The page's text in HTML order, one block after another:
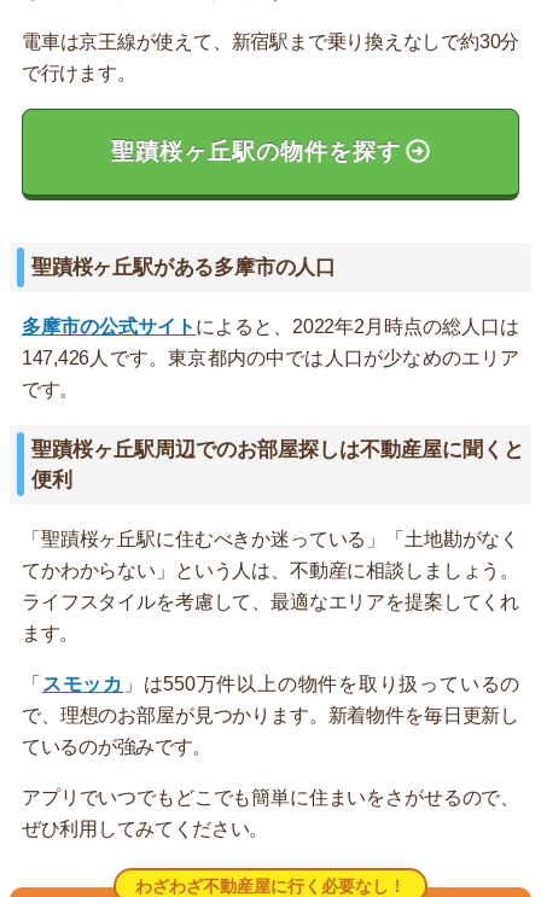
電車は京王線が使えて、新宿駅まで乗り換えなしで約30分
で行けます。
聖蹟桜ヶ丘駅の物件を探す
聖蹟桜ヶ丘駅がある多摩市の人口
多摩市の公式サイト によると、2022年2月時点の総人口は
147,426人です。東京都内の中では人口が少なめのエリア
です。
聖蹟桜ヶ丘駅周辺でのお部屋探しは不動産屋に聞くと
便利
「聖蹟桜ヶ丘駅に住むべきか迷っている」「土地勘がなく
てかわからない」という人は、不動産に相談しましょう。
ライフスタイルを考慮して、最適なエリアを提案してくれ
ます。
「 スモッカ 」は550万件以上の物件を取り扱っているの
で、理想のお部屋が見つかります。新着物件を毎日更新し
ているのが強みです。
アプリでいつでもどこでも簡単に住まいをさがせるので、
ぜひ利用してみてください。
わざわざ不動産屋に行く必要なし！